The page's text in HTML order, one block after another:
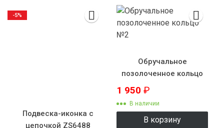
Подвеска-иконка с
цепочкой ZS6488
-5%
Обручальное
позолоченное кольцо
1 950 ₽
В наличии
В корзину